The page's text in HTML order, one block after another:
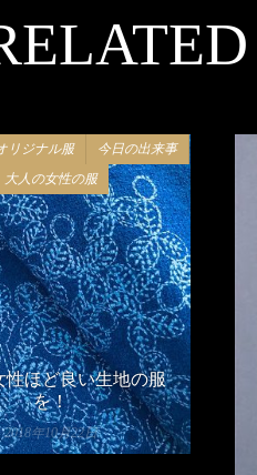
リジナル服
今日の出来事
大人の女性の服
性ほど良い生地の服
を！
2018年10月22日